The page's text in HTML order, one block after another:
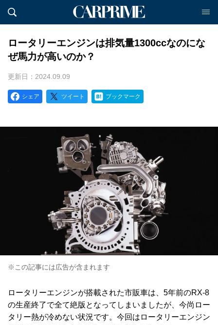
ロータリーエンジンは排気量1300ccなのにな
ぜ馬力が高いのか？
更新日：2024.09.09
シェア ツイート ブックマーク
※この記事には広告が含まれます
ロータリーエンジンが搭載された市販車は、5年前のRX-8
の生産終了で全て絶版となってしまいましたが、今尚ロー
タリー熱が冷めない状況です。今回はロータリーエンジン